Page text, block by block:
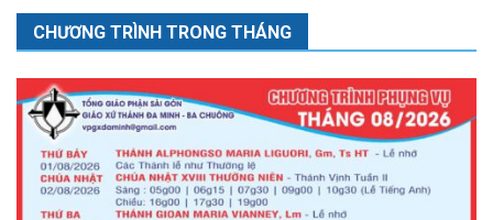
CHƯƠNG TRÌNH TRONG THÁNG